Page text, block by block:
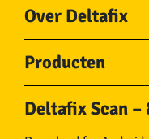
Over Deltafix
Voor gemeentes
Over Deltafix
Producten
Schroeven
Bouten
Deltafix Scan –